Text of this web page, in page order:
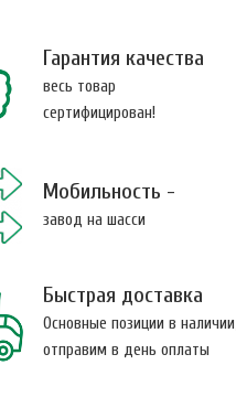
Гарантия качества
весь товар
сертифицирован!
Мобильность -
завод на шасси
Быстрая доставка
Основные позиции в
отправим в день оплаты